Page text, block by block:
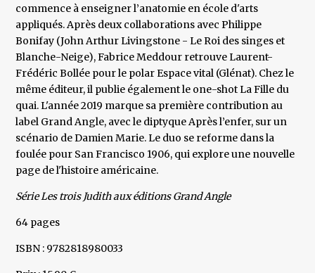
commence à enseigner l’anatomie en école d'arts
appliqués. Après deux collaborations avec Philippe
Bonifay (John Arthur Livingstone - Le Roi des singes et
Blanche-Neige), Fabrice Meddour retrouve Laurent-
Frédéric Bollée pour le polar Espace vital (Glénat). Chez le
même éditeur, il publie également le one-shot La Fille du
quai. L'année 2019 marque sa première contribution au
label Grand Angle, avec le diptyque Après l’enfer, sur un
scénario de Damien Marie. Le duo se reforme dans la
foulée pour San Francisco 1906, qui explore une nouvelle
page de l'histoire américaine.
Série Les trois Judith aux éditions Grand Angle
64 pages
ISBN : 9782818980033